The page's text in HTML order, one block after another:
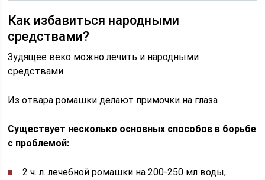
Как избавиться народными
средствами?
Зудящее веко можно лечить и народными
средствами.
Из отвара ромашки делают примочки на глаза
Существует несколько основных способов в борьбе
с проблемой:
2 ч. л. лечебной ромашки на 200-250 мл воды,